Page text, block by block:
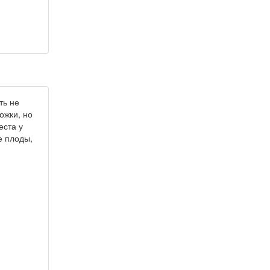
не
но
у
плоды,